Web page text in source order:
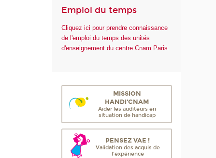
Emploi du temps
Cliquez ici pour prendre connaissance
de l'emploi du temps des unités
d'enseignement du centre Cnam Paris.
MISSION
HANDI'CNAM
Aider les auditeurs en
situation de handicap
PENSEZ VAE !
Validation des acquis de
l'expérience